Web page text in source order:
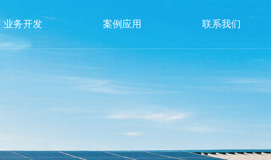
业务开发 案例应用 联系我们